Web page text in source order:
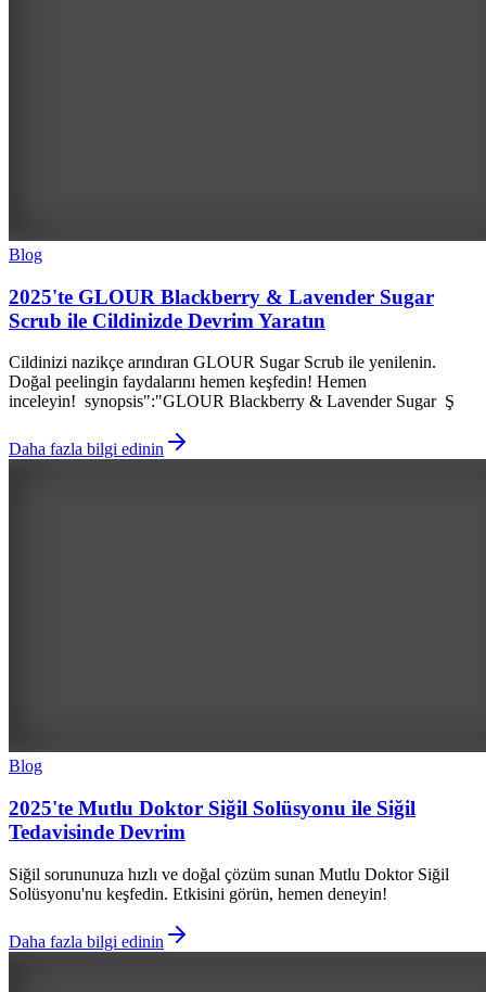
Blog
2025'te GLOUR Blackberry & Lavender Sugar
Scrub ile Cildinizde Devrim Yaratın
Cildinizi nazikçe arındıran GLOUR Sugar Scrub ile yenilenin.
Doğal peelingin faydalarını hemen keşfedin! Hemen
inceleyin! synopsis":"GLOUR Blackberry & Lavender Sugar Ş
Daha fazla bilgi edinin
Blog
2025'te Mutlu Doktor Siğil Solüsyonu ile Siğil
Tedavisinde Devrim
Siğil sorununuza hızlı ve doğal çözüm sunan Mutlu Doktor Siğil
Solüsyonu'nu keşfedin. Etkisini görün, hemen deneyin!
Daha fazla bilgi edinin